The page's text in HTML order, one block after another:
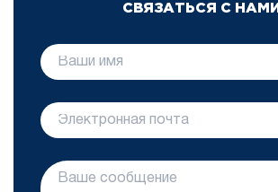
СВЯЗАТЬСЯ С НАМИ